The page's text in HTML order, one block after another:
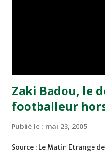
Zaki Badou, le
footballeur
Publié le : mai 23, 2005
Source : Le Matin Etrange